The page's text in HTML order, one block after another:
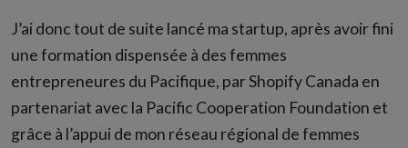
J’ai donc tout de suite lancé ma startup, après avoir fini
une formation dispensée à des femmes
entrepreneures du Pacifique, par Shopify Canada en
partenariat avec la Pacific Cooperation Foundation et
grâce à l’appui de mon réseau régional de femmes